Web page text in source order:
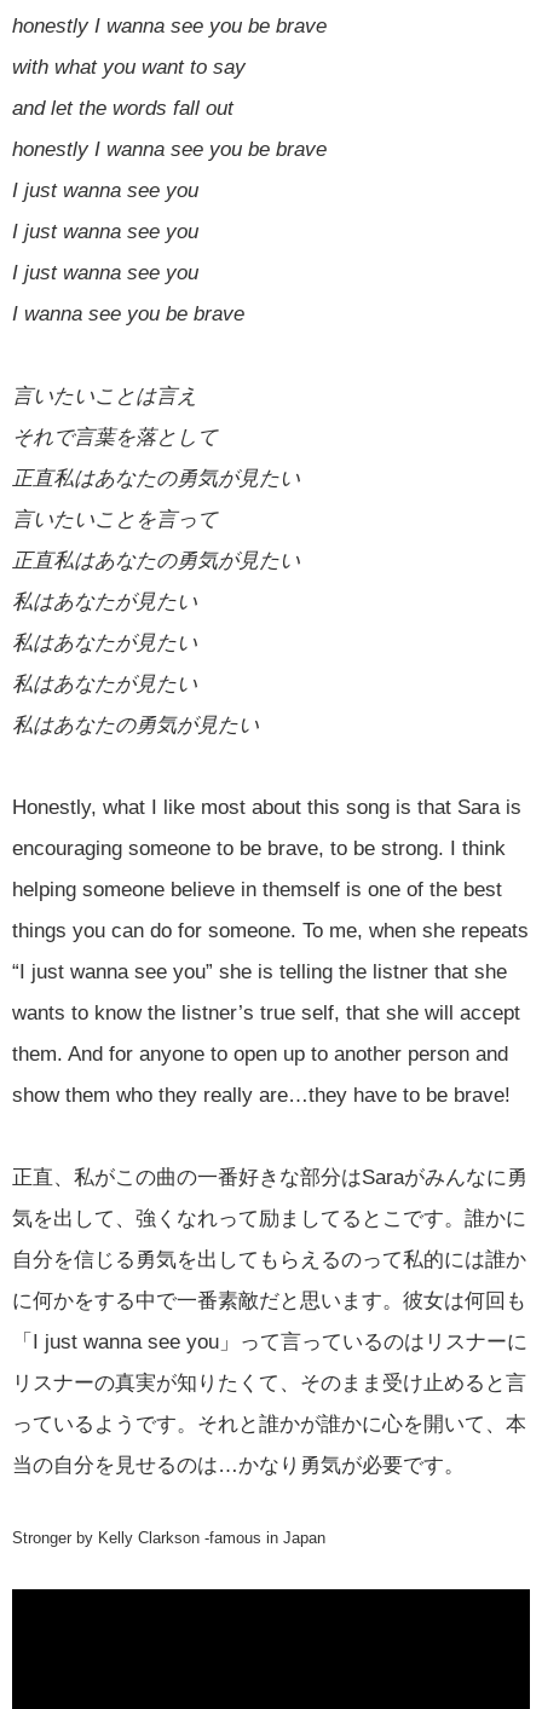
honestly I wanna see you be brave
with what you want to say
and let the words fall out
honestly I wanna see you be brave
I just wanna see you
I just wanna see you
I just wanna see you
I wanna see you be brave
言いたいことは言え
それで言葉を落として
正直私はあなたの勇気が見たい
言いたいことを言って
正直私はあなたの勇気が見たい
私はあなたが見たい
私はあなたが見たい
私はあなたが見たい
私はあなたの勇気が見たい
Honestly, what I like most about this song is that Sara is
encouraging someone to be brave, to be strong. I think
helping someone believe in themself is one of the best
things you can do for someone. To me, when she repeats
“I just wanna see you” she is telling the listner that she
wants to know the listner’s true self, that she will accept
them. And for anyone to open up to another person and
show them who they really are…they have to be brave!
正直、私がこの曲の一番好きな部分はSaraがみんなに勇
気を出して、強くなれって励ましてるとこです。誰かに
自分を信じる勇気を出してもらえるのって私的には誰か
に何かをする中で一番素敵だと思います。彼女は何回も
「I just wanna see you」って言っているのはリスナーに
リスナーの真実が知りたくて、そのまま受け止めると言
っているようです。それと誰かが誰かに心を開いて、本
当の自分を見せるのは…かなり勇気が必要です。
Stronger by Kelly Clarkson -famous in Japan